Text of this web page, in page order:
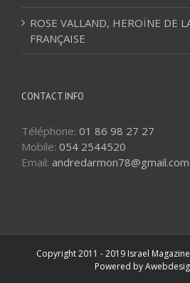
ROSE VALLAND, HEROÏNE DE
FRANÇAISE
CONTACT INFO
Téléphone: 01 86 98 27 27
Mobile: 054 2544520
Email: andredarmon78@gmail.com
Copyright 2011 - 2019 Israel
Powered by